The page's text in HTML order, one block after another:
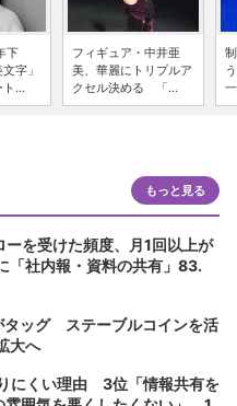
下
字」
...
フィギュア・中井亜
美、華麗にトリプルア
クセル決める 「...
もっと見る
を受けた頻度、月1回以上が
社内報・資料の共有」83.
タッグ ステーブルコインを活
大へ
にくい理由 3位「情報共有を